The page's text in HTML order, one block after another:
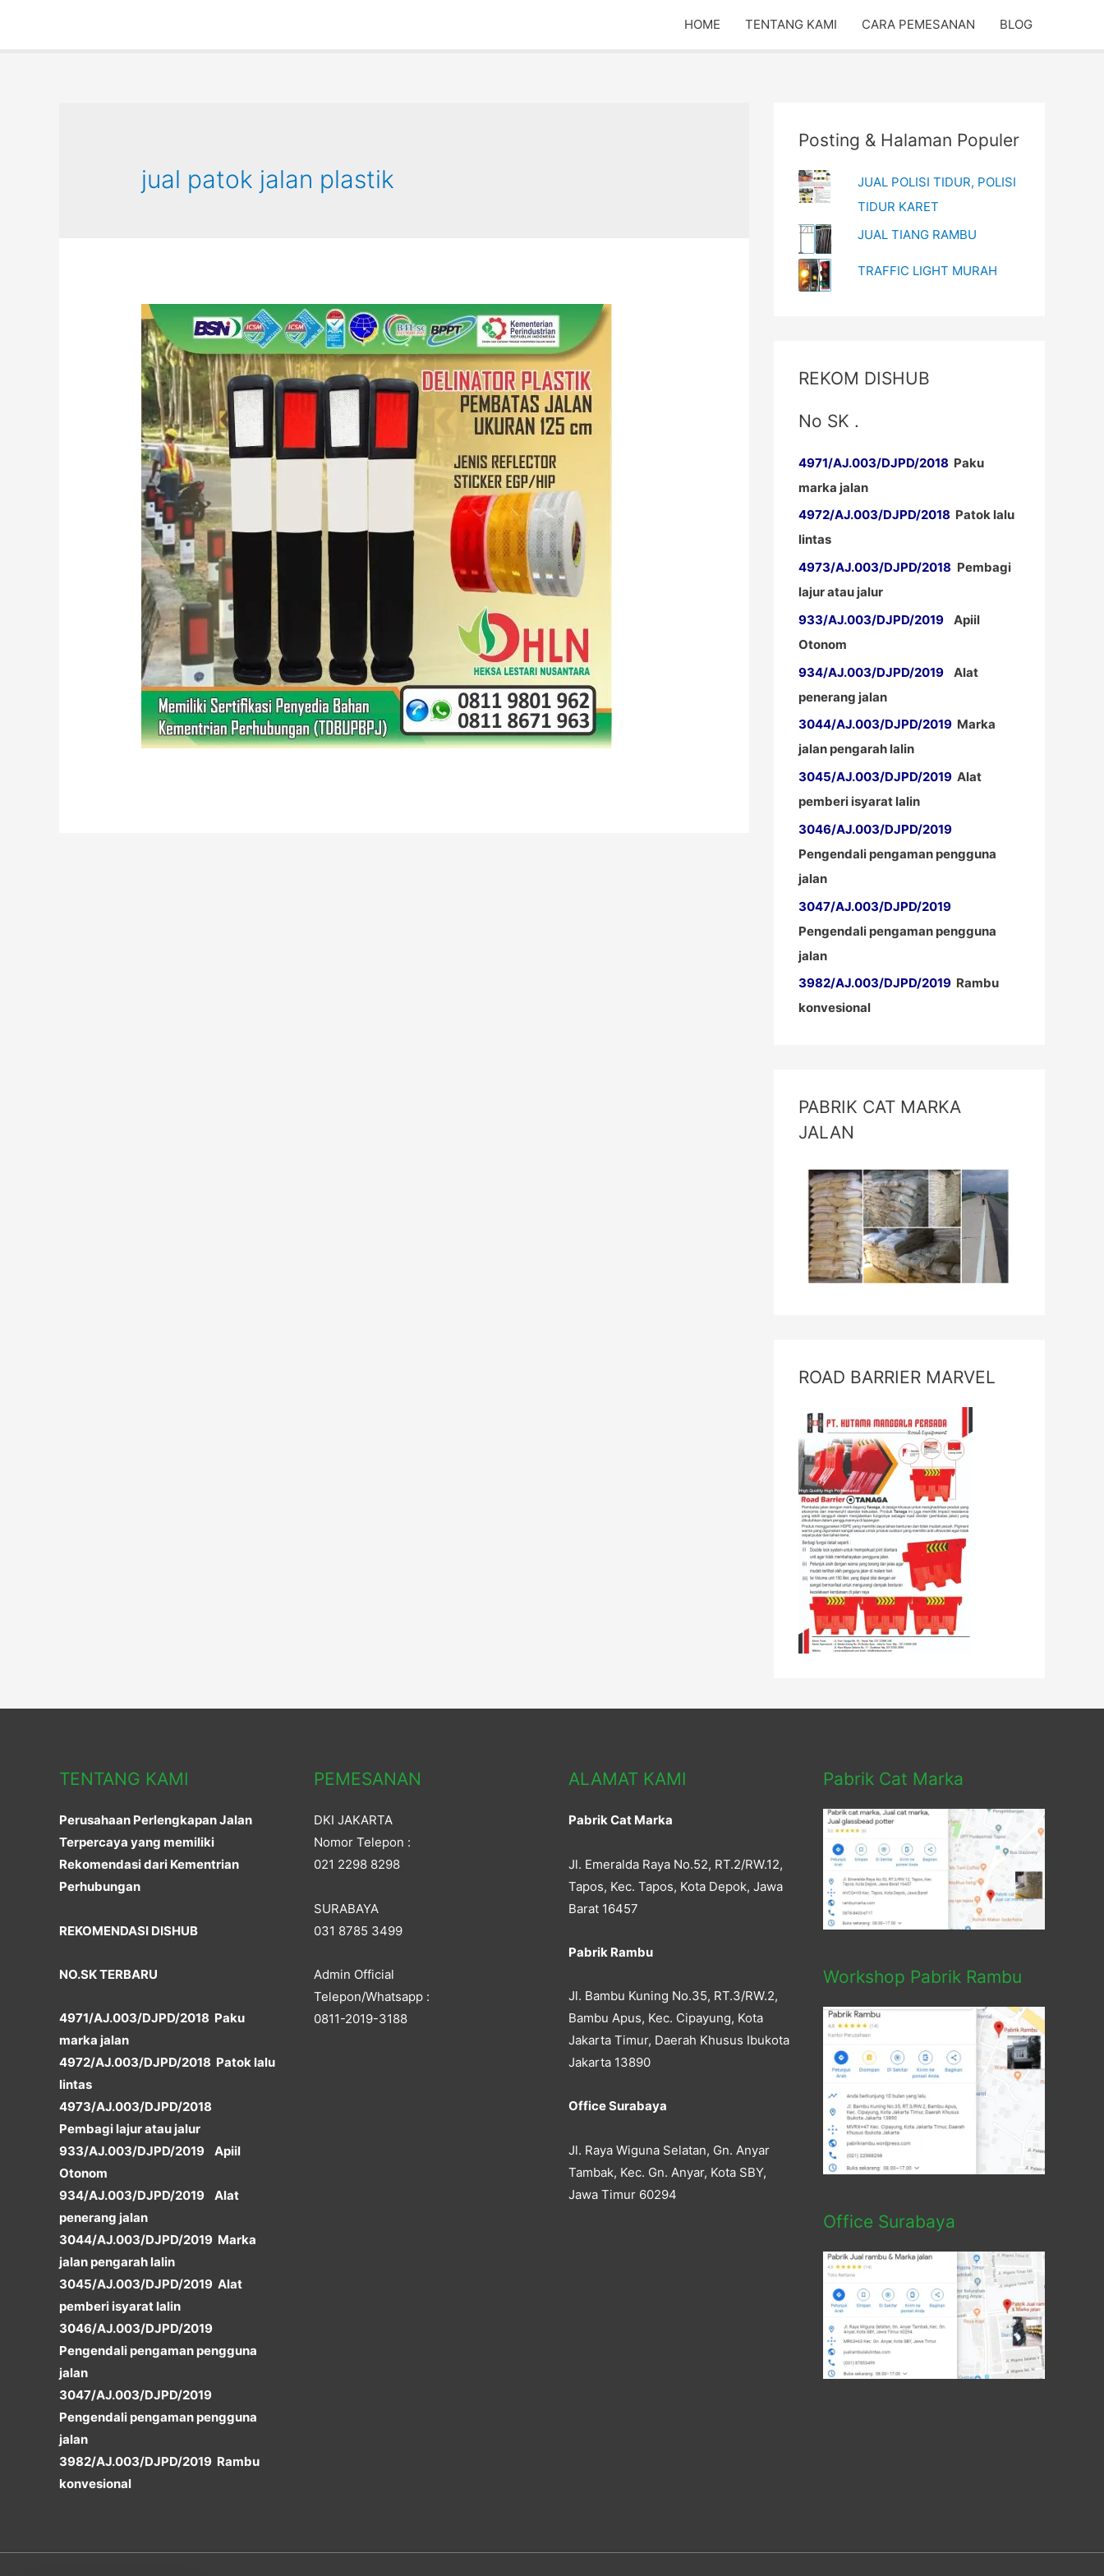
HOME TENTANG KAMI CARA PEMESANAN BLOG
jual patok jalan plastik
Posting & Halaman Populer
JUAL POLISI TIDUR, POLISI
TIDUR KARET
JUAL TIANG RAMBU
TRAFFIC LIGHT MURAH
REKOM DISHUB
No SK .
4971/AJ.003/DJPD/2018 Paku
marka jalan
4972/AJ.003/DJPD/2018 Patok lalu
lintas
4973/AJ.003/DJPD/2018 Pembagi
lajur atau jalur
933/AJ.003/DJPD/2019 Apiil
Otonom
934/AJ.003/DJPD/2019 Alat
penerang jalan
3044/AJ.003/DJPD/2019 Marka
jalan pengarah lalin
3045/AJ.003/DJPD/2019 Alat
pemberi isyarat lalin
3046/AJ.003/DJPD/2019
Pengendali pengaman pengguna
jalan
3047/AJ.003/DJPD/2019
Pengendali pengaman pengguna
jalan
3982/AJ.003/DJPD/2019 Rambu
konvesional
PABRIK CAT MARKA
JALAN
ROAD BARRIER MARVEL
TENTANG KAMI
Perusahaan Perlengkapan Jalan
Terpercaya yang memiliki
Rekomendasi dari Kementrian
Perhubungan
REKOMENDASI DISHUB
NO.SK TERBARU
4971/AJ.003/DJPD/2018 Paku
marka jalan
4972/AJ.003/DJPD/2018 Patok lalu
lintas
4973/AJ.003/DJPD/2018
Pembagi lajur atau jalur
933/AJ.003/DJPD/2019 Apiil
Otonom
934/AJ.003/DJPD/2019 Alat
penerang jalan
3044/AJ.003/DJPD/2019 Marka
jalan pengarah lalin
3045/AJ.003/DJPD/2019 Alat
pemberi isyarat lalin
3046/AJ.003/DJPD/2019
Pengendali pengaman pengguna
jalan
3047/AJ.003/DJPD/2019
Pengendali pengaman pengguna
jalan
3982/AJ.003/DJPD/2019 Rambu
konvesional
PEMESANAN
DKI JAKARTA
Nomor Telepon :
021 2298 8298
SURABAYA
031 8785 3499
Admin Official
Telepon/Whatsapp :
0811-2019-3188
ALAMAT KAMI
Pabrik Cat Marka
Jl. Emeralda Raya No.52, RT.2/RW.12,
Tapos, Kec. Tapos, Kota Depok, Jawa
Barat 16457
Pabrik Rambu
Jl. Bambu Kuning No.35, RT.3/RW.2,
Bambu Apus, Kec. Cipayung, Kota
Jakarta Timur, Daerah Khusus Ibukota
Jakarta 13890
Office Surabaya
Jl. Raya Wiguna Selatan, Gn. Anyar
Tambak, Kec. Gn. Anyar, Kota SBY,
Jawa Timur 60294
Pabrik Cat Marka
Workshop Pabrik Rambu
Office Surabaya